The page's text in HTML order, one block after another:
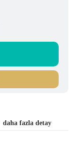
daha fazla detay